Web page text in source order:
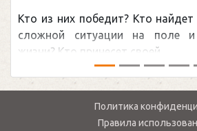
Кто найдет верный выход из
на поле и щепетильной в
своей ...
Политика
Правила